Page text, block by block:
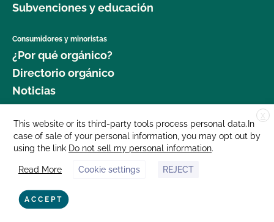
Subvenciones y educación
Consumidores y minoristas
¿Por qué orgánico?
Directorio orgánico
Noticias
Donar
Carreras profesionales
Sala de prensa
Contáctenos
877 Cedar Street, Suite 248, Santa Cruz, CA 95060 © 2025 CCOF.org
X
This website or its third-party tools process personal data.In
case of sale of your personal information, you may opt out by
using the link Do not sell my personal information.
Read More Cookie settings REJECT
ACCEPT